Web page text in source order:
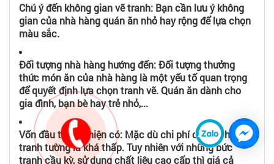
Chú ý đến không gian vẽ tranh: Bạn cần lưu ý không
gian của nhà hàng quán ăn nhỏ hay rộng để lựa chọn
màu sắc.
Đối tượng nhà hàng hướng đến: Đối tượng thưởng
thức món ăn của nhà hàng là một yếu tố quan trọng
để quyết định lựa chọn tranh vẽ. Quán ăn dành cho
gia đình, bạn bè hay trẻ nhỏ,...
Vốn đầu tư bạn hiện có: Mặc dù chi phí cho dịch vụ vẽ
tranh tường là khá thấp. Tuy nhiên với những bức
tranh cầu kỳ, sử dụng chất liệu cao cấp thì giá cả